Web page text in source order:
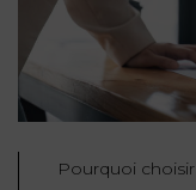
Pourquoi choisir